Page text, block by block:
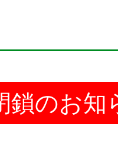
鎖のお知